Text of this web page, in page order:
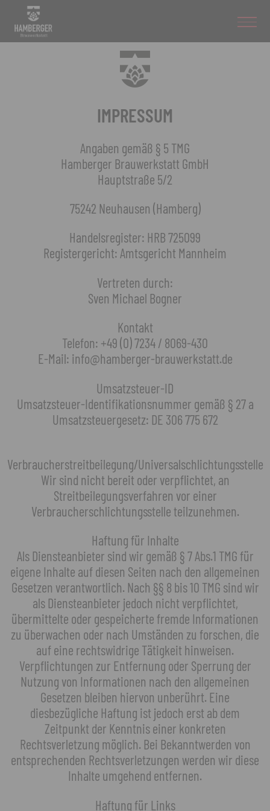
IMPRESSUM
Angaben gemäß § 5 TMG
Hamberger Brauwerkstatt GmbH
Hauptstraße 5/2
75242 Neuhausen (Hamberg)
Handelsregister: HRB 725099
Registergericht: Amtsgericht Mannheim
Vertreten durch:
Sven Michael Bogner
Kontakt
Telefon: +49 (0) 7234 / 8069-430
E-Mail: info@hamberger-brauwerkstatt.de
Umsatzsteuer-ID
Umsatzsteuer-Identifikationsnummer gemäß § 27 a
Umsatzsteuergesetz: DE 306 775 672
Verbraucherstreitbeilegung/Universalschlichtungsstelle
Wir sind nicht bereit oder verpflichtet, an
Streitbeilegungsverfahren vor einer
Verbraucherschlichtungsstelle teilzunehmen.
Haftung für Inhalte
Als Diensteanbieter sind wir gemäß § 7 Abs.1 TMG für
eigene Inhalte auf diesen Seiten nach den allgemeinen
Gesetzen verantwortlich. Nach §§ 8 bis 10 TMG sind wir
als Diensteanbieter jedoch nicht verpflichtet,
übermittelte oder gespeicherte fremde Informationen
zu überwachen oder nach Umständen zu forschen, die
auf eine rechtswidrige Tätigkeit hinweisen.
Verpflichtungen zur Entfernung oder Sperrung der
Nutzung von Informationen nach den allgemeinen
Gesetzen bleiben hiervon unberührt. Eine
diesbezügliche Haftung ist jedoch erst ab dem
Zeitpunkt der Kenntnis einer konkreten
Rechtsverletzung möglich. Bei Bekanntwerden von
entsprechenden Rechtsverletzungen werden wir diese
Inhalte umgehend entfernen.
Haftung für Links